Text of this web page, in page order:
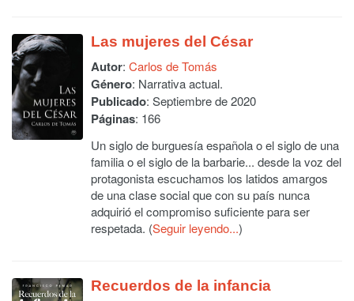
Las mujeres del César
Autor: Carlos de Tomás
Género: Narrativa actual.
Publicado: Septiembre de 2020
Páginas: 166
Un siglo de burguesía española o el siglo de una
familia o el siglo de la barbarie... desde la voz del
protagonista escuchamos los latidos amargos
de una clase social que con su país nunca
adquirió el compromiso suficiente para ser
respetada. (Seguir leyendo...)
Recuerdos de la infancia